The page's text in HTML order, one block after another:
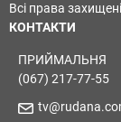
Всі права
КОНТАКТИ
ПРИЙМАЛЬНЯ
(067) 217-77-55